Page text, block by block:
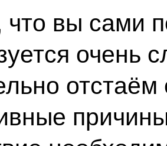
вы сами
очень